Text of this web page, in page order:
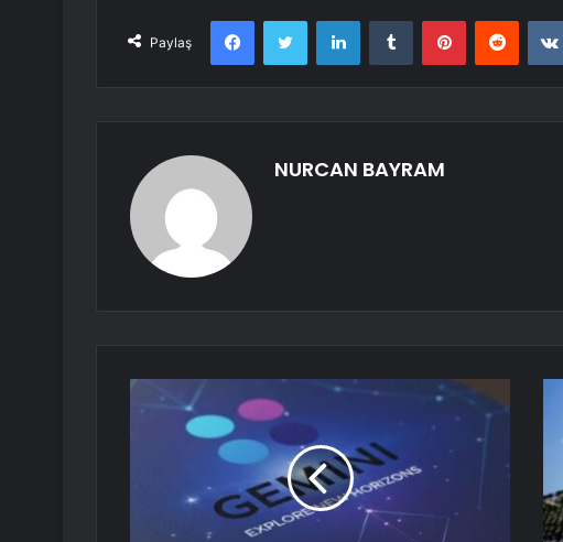
Paylaş
FacebookTwitter LinkedInTumblr PinterestReddit
NURCAN BAYRAM